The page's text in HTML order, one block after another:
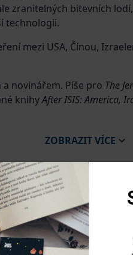
zranitelných bitevních
technologii.
mezi USA, Čínou,
novinářem. Píše pro The
knihyAfter ISIS: America,
ZOBRAZITVÍCE
Souhlas